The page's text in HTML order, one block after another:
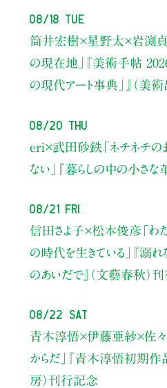
08/18 Tue
筒井宏樹×星野太×岩渕
の現在地」
『美術手帖
の現代アート事典」』（美
08/20 Thu
eri×武田砂鉄「ネチネチ
ない」
『暮らしの中の小さ
08/21 Fri
信田さよ子×松本俊彦 「
の時代を生きている」
『溺
のあいだで』（文藝春秋）
08/22 Sat
青木淳悟×伊藤亜紗×佐
からだ」
『青木淳悟初期作
房）刊行記念